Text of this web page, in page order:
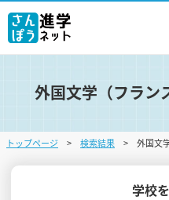
ログイン
学校を探す
オープンキャ
外国文学（フラン
トップページ 検索結果 外国文
学校